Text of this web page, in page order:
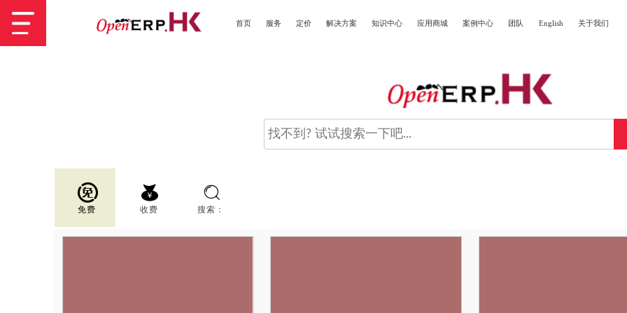
首页 服务 定价 解决方案 知识中心 应用商城 案例中心 团队 English 关于我们
免费 收费 搜索：